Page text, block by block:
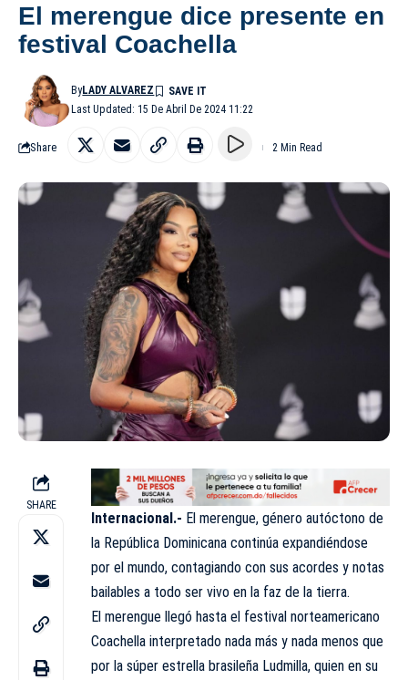
El merengue dice presente en
festival Coachella
Last Updated: 15 De Abril De 2024 11:22
ByLADY ALVAREZ
Share 2 Min Read
SHARE
Internacional.- El merengue, género autóctono de
la República Dominicana continúa expandiéndose
por el mundo, contagiando con sus acordes y notas
bailables a todo ser vivo en la faz de la tierra.
El merengue llegó hasta el festival norteamericano
Coachella interpretado nada más y nada menos que
por la súper estrella brasileña Ludmilla, quien en su